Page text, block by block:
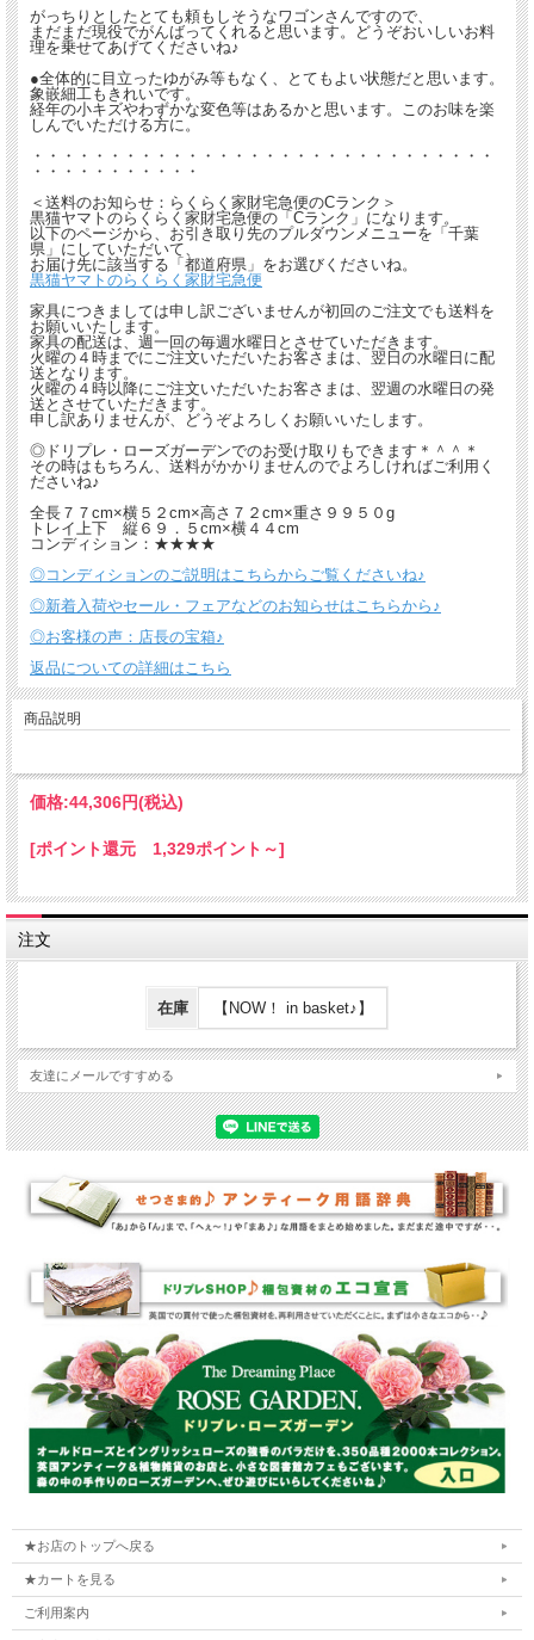
がっちりとしたとても頼もしそうなワゴンさんですので、
まだまだ現役でがんばってくれると思います。どうぞおいしいお料
理を乗せてあげてくださいね♪
●全体的に目立ったゆがみ等もなく、とてもよい状態だと思います。
象嵌細工もきれいです。
経年の小キズやわずかな変色等はあるかと思います。このお味を楽
しんでいただける方に。
・・・・・・・・・・・・・・・・・・・・・・・・・・・・・・
・・・・・・・・・・・
＜送料のお知らせ：らくらく家財宅急便のCランク＞
黒猫ヤマトのらくらく家財宅急便の「Cランク」になります。
以下のページから、お引き取り先のプルダウンメニューを「千葉
県」にしていただいて、
お届け先に該当する「都道府県」をお選びくださいね。
黒猫ヤマトのらくらく家財宅急便
家具につきましては申し訳ございませんが初回のご注文でも送料を
お願いいたします。
家具の配送は、週一回の毎週水曜日とさせていただきます。
火曜の４時までにご注文いただいたお客さまは、翌日の水曜日に配
送となります。
火曜の４時以降にご注文いただいたお客さまは、翌週の水曜日の発
送とさせていただきます。
申し訳ありませんが、どうぞよろしくお願いいたします。
◎ドリプレ・ローズガーデンでのお受け取りもできます＊＾＾＊
その時はもちろん、送料がかかりませんのでよろしければご利用く
ださいね♪
全長７７cm×横５２cm×高さ７２cm×重さ９９５０g
トレイ上下 縦６９．５cm×横４４cm
コンディション：★★★★
◎コンディションのご説明はこちらからご覧くださいね♪
◎新着入荷やセール・フェアなどのお知らせはこちらから♪
◎お客様の声：店長の宝箱♪
返品についての詳細はこちら
商品説明
価格:44,306円(税込)
[ポイント還元 1,329ポイント～]
注文
在庫 【NOW！ in basket♪】
友達にメールですすめる
★お店のトップへ戻る
★カートを見る
ご利用案内